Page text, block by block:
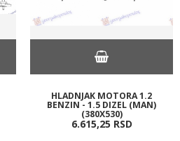
HLADNJAK MOTORA 1.2
BENZIN - 1.5 DIZEL (MAN)
(380X530)
6.615,25 RSD